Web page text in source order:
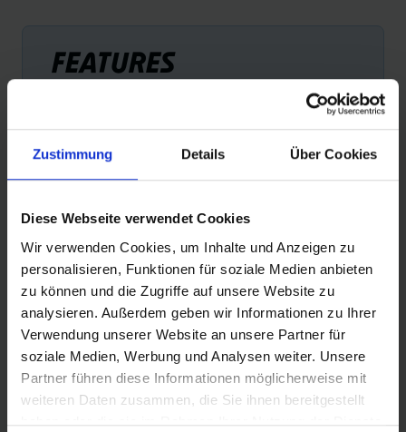
Zustimmung Details Über Cookies
Diese Webseite verwendet Cookies
Wir verwenden Cookies, um Inhalte und Anzeigen zu
personalisieren, Funktionen für soziale Medien anbieten
zu können und die Zugriffe auf unsere Website zu
analysieren. Außerdem geben wir Informationen zu Ihrer
Verwendung unserer Website an unsere Partner für
soziale Medien, Werbung und Analysen weiter. Unsere
Partner führen diese Informationen möglicherweise mit
weiteren Daten zusammen, die Sie ihnen bereitgestellt
haben oder die sie im Rahmen Ihrer Nutzung der Dienste
FEATURES
SUPER RACE
En cross-country et en marathon, l'accent est mis sur la
résistance au roulement et le poids. La construction Super
Race est une référence en matière de souplesse, aucune
autre carcasse ne glisse aussi soyeusement sur le sol et
n'offre autant de traction.